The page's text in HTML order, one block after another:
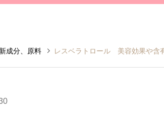
成分、原料 レスベラトロール 美容効果や含